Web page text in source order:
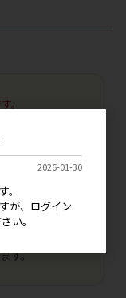
。
つきまして
継ぎがされま
けませんの
みいただけま
す。
2026-01-30
が、ログイン
い。